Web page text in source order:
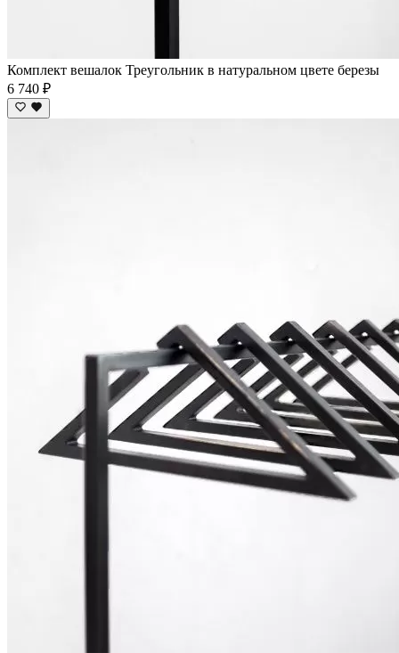
Комплект вешалок Треугольник в натуральном цвете березы
6 740 ₽